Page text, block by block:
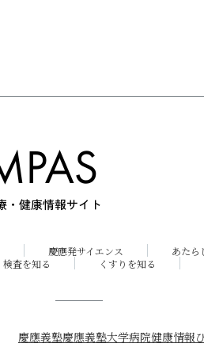
慶應発サイエンス
あたら
検査を知る くすりを知る
慶應義塾慶應義塾大学病院健康情報